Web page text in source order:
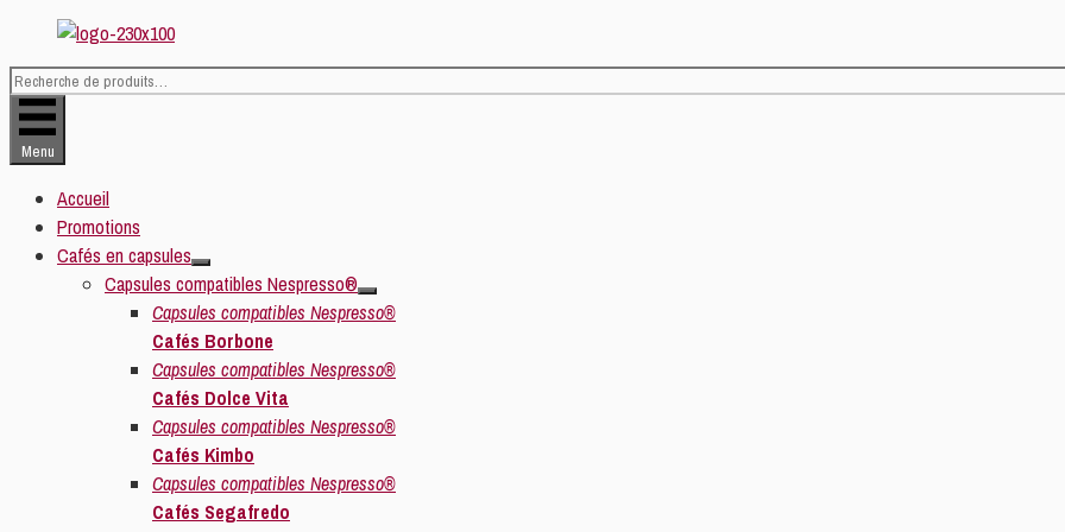
au
contenu
Recherche
pour :
Menu
Accueil
Promotions
Cafés en capsules
Capsules compatibles Nespresso®
Capsules compatibles Nespresso®
Cafés Borbone
Capsules compatibles Nespresso®
Cafés Dolce Vita
Capsules compatibles Nespresso®
Cafés Kimbo
Capsules compatibles Nespresso®
Cafés Segafredo